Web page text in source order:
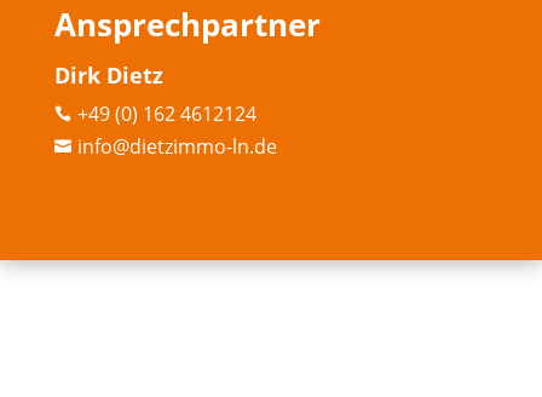
Ansprechpartner
Dirk Dietz
 +49 (0) 162 4612124
 info@dietzimmo-ln.de